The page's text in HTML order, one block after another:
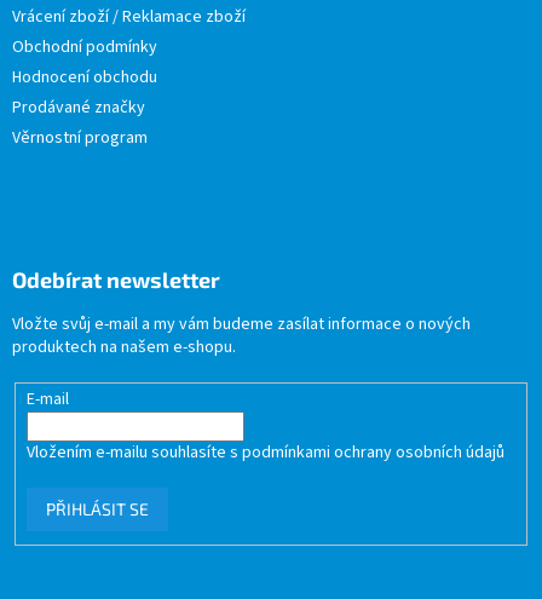
Vrácení zboží / Reklamace zboží
Obchodní podmínky
Hodnocení obchodu
Prodávané značky
Věrnostní program
Odebírat newsletter
Vložte svůj e-mail a my vám budeme zasílat informace o nových
produktech na našem e-shopu.
E-mail
Vložením e-mailu souhlasíte s podmínkami ochrany osobních údajů
PŘIHLÁSIT SE